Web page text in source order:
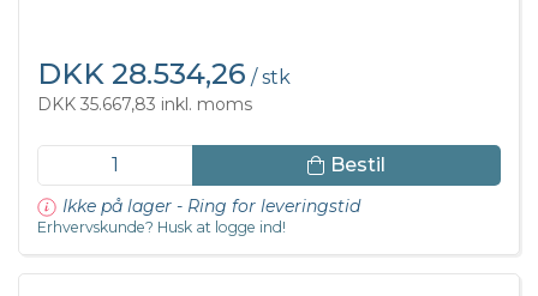
DKK 28.534,26 / stk
DKK 35.667,83 inkl. moms
Bestil
Ikke på lager - Ring for leveringstid
Erhvervskunde? Husk at logge ind!